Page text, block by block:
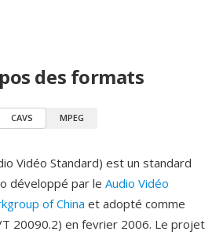
des formats
CAVS MPEG
Vidéo Standard) est un standard
développé par le Audio Vidéo
of China et adopté comme
20090.2) en fevrier 2006. Le projet